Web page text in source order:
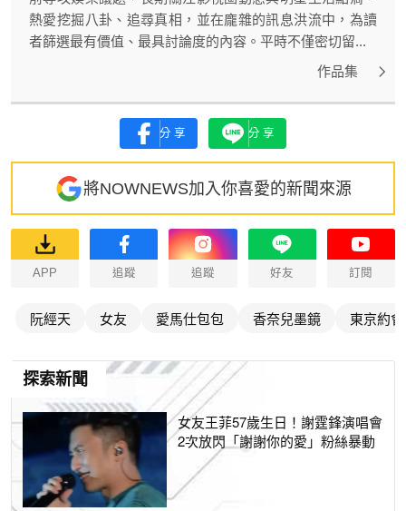
熱愛挖掘八卦、追尋真相，並在龐雜的訊息洪流中，為讀
者篩選最有價值、最具討論度的內容。平時不僅密切留...
作品集
分享 分享
將NOWNEWS加入你喜愛的新聞來源
APP 追蹤 追蹤 好友 訂閱
阮經天 女友 愛馬仕包包 香奈兒墨鏡 東京約會
探索新聞
女友王菲57歲生日！謝霆鋒演唱會
2次放閃「謝謝你的愛」粉絲暴動